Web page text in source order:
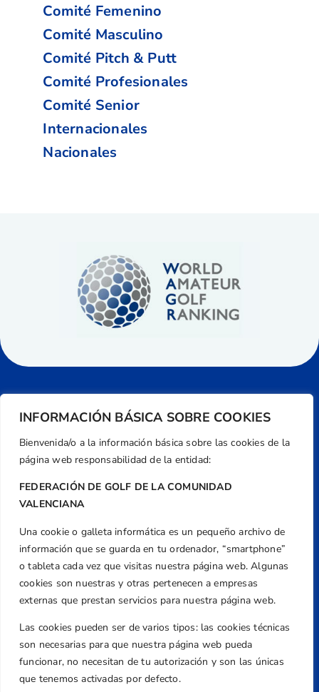
INFORMACIÓN BÁSICA SOBRE COOKIES
Bienvenida/o a la información básica sobre las cookies de la
página web responsabilidad de la entidad:
FEDERACIÓN DE GOLF DE LA COMUNIDAD
VALENCIANA
Una cookie o galleta informática es un pequeño archivo de
información que se guarda en tu ordenador, “smartphone”
o tableta cada vez que visitas nuestra página web. Algunas
cookies son nuestras y otras pertenecen a empresas
externas que prestan servicios para nuestra página web.
Las cookies pueden ser de varios tipos: las cookies técnicas
son necesarias para que nuestra página web pueda
funcionar, no necesitan de tu autorización y son las únicas
que tenemos activadas por defecto.
Comité Femenino
Comité Masculino
Comité Pitch & Putt
Comité Profesionales
Comité Senior
Internacionales
Nacionales
Dirección
Centre de L´Esport, Carrer d'Isaac Peral i
Caballero, Nº 5, Despachos 2 y 3, 46980,
Valencia
+34 961 367 799
Email
federacion@golfcv.com